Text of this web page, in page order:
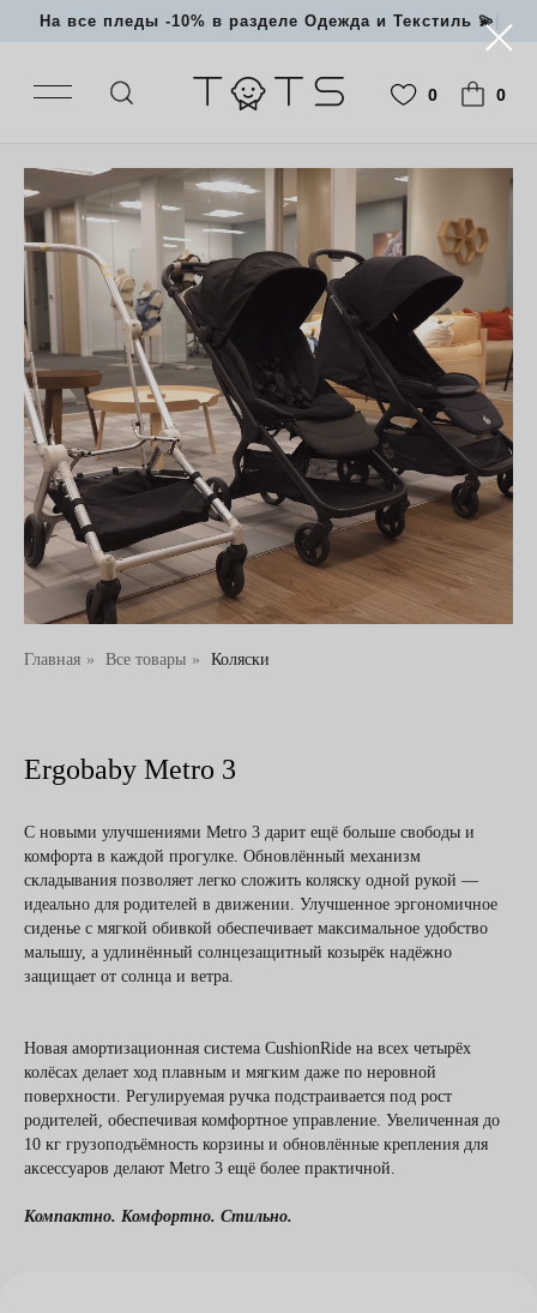
На все пледы -10% в разделе|
Главная » Все товары » Коляски
Ergobaby Metro 3
С новыми улучшениями Metro 3 дарит ещё больше свободы и
комфорта в каждой прогулке. Обновлённый механизм
складывания позволяет легко сложить коляску одной рукой —
идеально для родителей в движении. Улучшенное эргономичное
сиденье с мягкой обивкой обеспечивает максимальное удобство
малышу, а удлинённый солнцезащитный козырёк надёжно
защищает от солнца и ветра.
Новая амортизационная система CushionRide на всех четырёх
колёсах делает ход плавным и мягким даже по неровной
поверхности. Регулируемая ручка подстраивается под рост
родителей, обеспечивая комфортное управление. Увеличенная до
10 кг грузоподъёмность корзины и обновлённые крепления для
аксессуаров делают Metro 3 ещё более практичной.
Компактно. Комфортно. Стильно.